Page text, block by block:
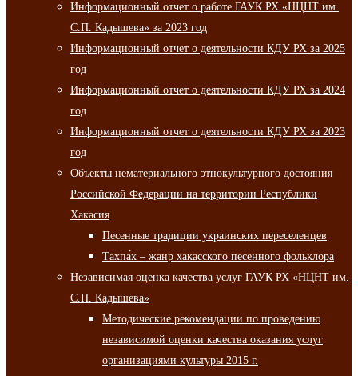
Информационный отчет о работе ГАУК РХ «НЦНТ им.
С.П. Кадышева» за 2023 год
Информационный отчет о деятельности КДУ РХ за 2025
год
Информационный отчет о деятельности КДУ РХ за 2024
год
Информационный отчет о деятельности КДУ РХ за 2023
год
Объекты нематериального этнокультурного достояния
Российской Федерации на территории Республики
Хакасия
Песенные традиции украинских переселенцев
Тахпа́х – жанр хакасского песенного фольклора
Независимая оценка качества услуг ГАУК РХ «НЦНТ им.
С.П. Кадышева»
Методические рекомендации по проведению
независимой оценки качества оказания услуг
организациями культуры 2015 г.